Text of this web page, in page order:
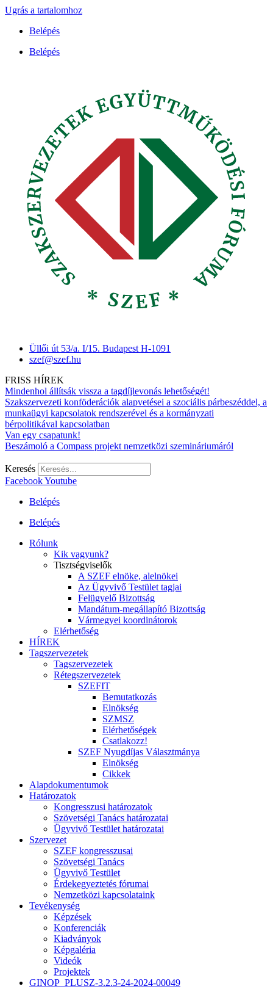
Ugrás a tartalomhoz
Belépés
Belépés
Üllői út 53/a. I/15. Budapest H-1091
szef@szef.hu
FRISS HÍREK
Mindenhol állítsák vissza a tagdíjlevonás lehetőségét!
Szakszervezeti konföderációk alapvetései a szociális párbeszéddel, a
munkaügyi kapcsolatok rendszerével és a kormányzati
bérpolitikával kapcsolatban
Van egy csapatunk!
Beszámoló a Compass projekt nemzetközi szemináriumáról
Keresés
FacebookYoutube
Belépés
Belépés
Rólunk
Kik vagyunk?
Tisztségviselők
A SZEF elnöke, alelnökei
Az Ügyvivő Testület tagjai
Felügyelő Bizottság
Mandátum-megállapító Bizottság
Vármegyei koordinátorok
Elérhetőség
HÍREK
Tagszervezetek
Tagszervezetek
Rétegszervezetek
SZEFIT
Bemutatkozás
Elnökség
SZMSZ
Elérhetőségek
Csatlakozz!
SZEF Nyugdíjas Választmánya
Elnökség
Cikkek
Alapdokumentumok
Határozatok
Kongresszusi határozatok
Szövetségi Tanács határozatai
Ügyvivő Testület határozatai
Szervezet
SZEF kongresszusai
Szövetségi Tanács
Ügyvivő Testület
Érdekegyeztetés fórumai
Nemzetközi kapcsolataink
Tevékenység
Képzések
Konferenciák
Kiadványok
Képgaléria
Videók
Projektek
GINOP_PLUSZ-3.2.3-24-2024-00049